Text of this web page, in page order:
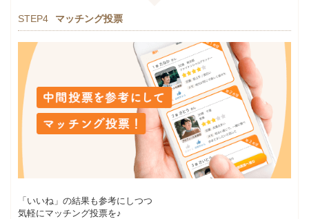
STEP4 マッチング投票
「いいね」の結果も参考にしつつ
気軽にマッチング投票を♪